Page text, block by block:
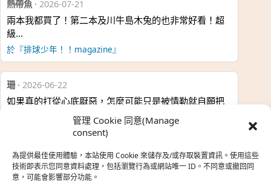
管理 Cookie 同意(Manage
consent)
為提供最佳使用體驗，本站使用 Cookie 來儲存及/或存取裝置資訊。使用這些
技術即表示您同意資料處理，包括瀏覽行為或網站唯一 ID。不同意或撤回同
意，可能會影響部分功能。
熱帶魚 · 2026-07-21
兩本我都買了！第二本及川牛島木兔的也非常好看！超
級…
於『排球少年！！magazine』
珊· 2026-06-22
如果真的打從心底厭惡，怎麼可能只是被情勒就自願把
熱帶魚·2026-06-22
之前看到網路上有人說灰二自私情勒大家陪他圓夢，但